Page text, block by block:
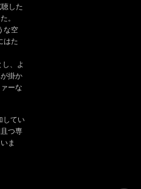
した
。
な空
はた
、よ
掛か
ーな
してい
つ専
ま